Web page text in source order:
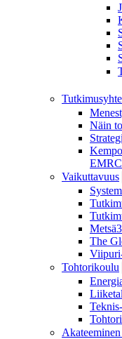
Näin
EMRC
Vaikuttavuus
The
Tohtorikoulu
Akateeminen